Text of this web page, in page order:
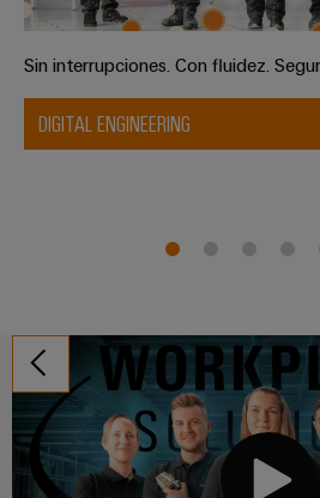
Sin interrupciones. Con fluidez.
DIGITAL ENGINEERING